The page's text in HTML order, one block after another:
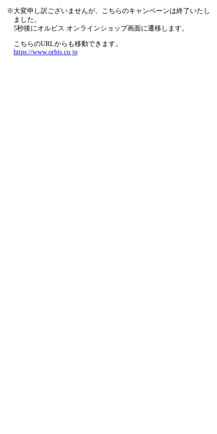
※大変申し訳ございませんが、こちらのキャンペーンは終了いたし
ました。
5秒後にオルビス オンラインショップ画面に遷移します。
こちらのURLからも移動できます。
https://www.orbis.co.jp